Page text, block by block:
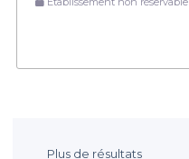
Plus de résultats